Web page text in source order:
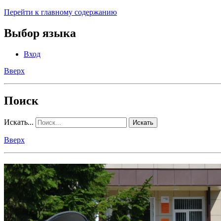
Перейти к главному содержанию
Выбор языка
Вход
Вверх
Поиск
Искать... Искать
Вверх